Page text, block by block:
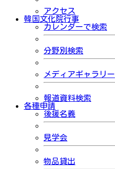
アクセス
韓国文化院行事
カレンダーで検索
分野別検索
メディアギャラリー
報道資料検索
各種申請
後援名義
見学会
物品貸出